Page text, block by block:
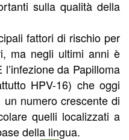
sulla qualità della
fattori di rischio per
ma negli ultimi anni è
da Papilloma
HPV-16) che oggi
numero crescente di
quelli localizzati a
della lingua.